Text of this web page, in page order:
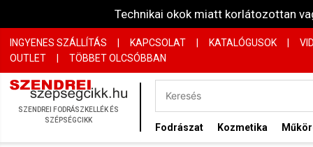
Technikai okok miatt korlátozottan
INGYENES SZÁLLÍTÁS KAPCSOLAT KATALÓGUSOK
OUTLET
| TÖBBET OLCSÓBBAN
SZENDREI FODRÁSZKELLÉK ÉS
SZÉPSÉGCIKK
Fodrászat Kozmetika